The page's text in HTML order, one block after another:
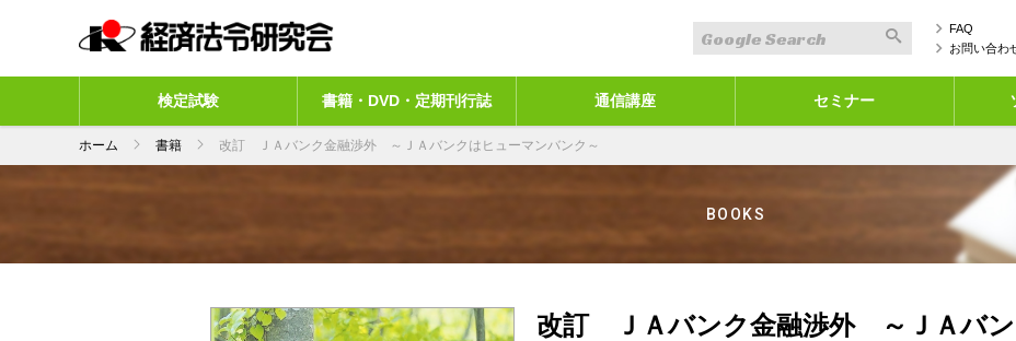
検定試験 書籍・DVD・定期刊行誌 通信講座 セミナー
FAQ
お問い合わ
ホーム 書籍 改訂 ＪＡバンク金融渉外 ～ＪＡバンクはヒューマンバンク～
BOOKS
改訂 ＪＡバンク金融渉外 ～ＪＡバン